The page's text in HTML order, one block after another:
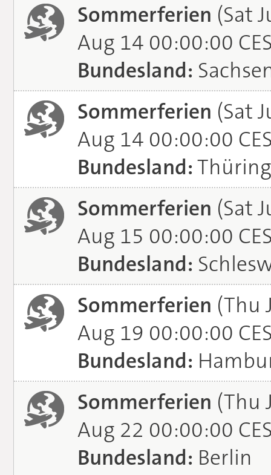
Sommerferien (Sat
Aug 14 00:00:00
Bundesland:
Sommerferien (Sat
Aug 14 00:00:00
Bundesland:
Sommerferien (Sat
Aug 15 00:00:00
Bundesland:
Sommerferien (Thu
Aug 19 00:00:00
Bundesland:
Sommerferien (Thu
Aug 22 00:00:00
Bundesland: Berlin